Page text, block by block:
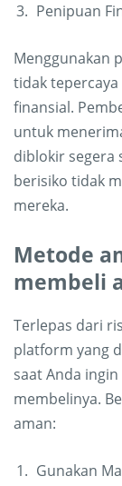
Penipuan
Menggunakan
tidak
finansial.
untuk
diblokir segera
berisiko tidak
mereka.
Metode
membeli
Terlepas dari
platform yang
saat Anda ingin
membelinya.
aman:
Gunakan